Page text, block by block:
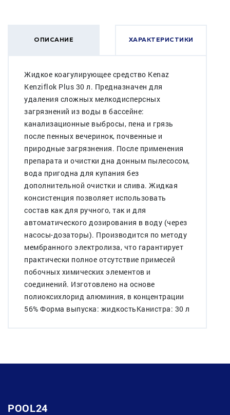
ОПИСАНИЕ ХАРАКТЕРИСТИКИ
Жидкое коагулирующее средство Kenaz
Kenziflok Plus 30 л. Предназначен для
удаления сложных мелкодисперсных
загрязнений из воды в бассейне:
канализационные выбросы, пена и грязь
после пенных вечеринок, почвенные и
природные загрязнения. После применения
препарата и очистки дна донным пылесосом,
вода пригодна для купания без
дополнительной очистки и слива. Жидкая
консистенция позволяет использовать
состав как для ручного, так и для
автоматического дозирования в воду (через
насосы-дозаторы). Производится по методу
мембранного электролиза, что гарантирует
практически полное отсутствие примесей
побочных химических элементов и
соединений. Изготовлено на основе
полиоксихлорид алюминия, в концентрации
56% Форма выпуска: жидкостьКанистра: 30 л
POOL24